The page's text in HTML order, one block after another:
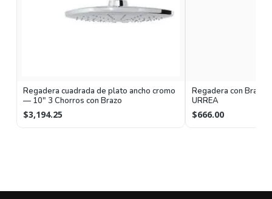
Regadera cuadrada de plato ancho cromo
— 10" 3 Chorros con Brazo
$3,194.25
Regadera con Brazo
URREA
$666.00